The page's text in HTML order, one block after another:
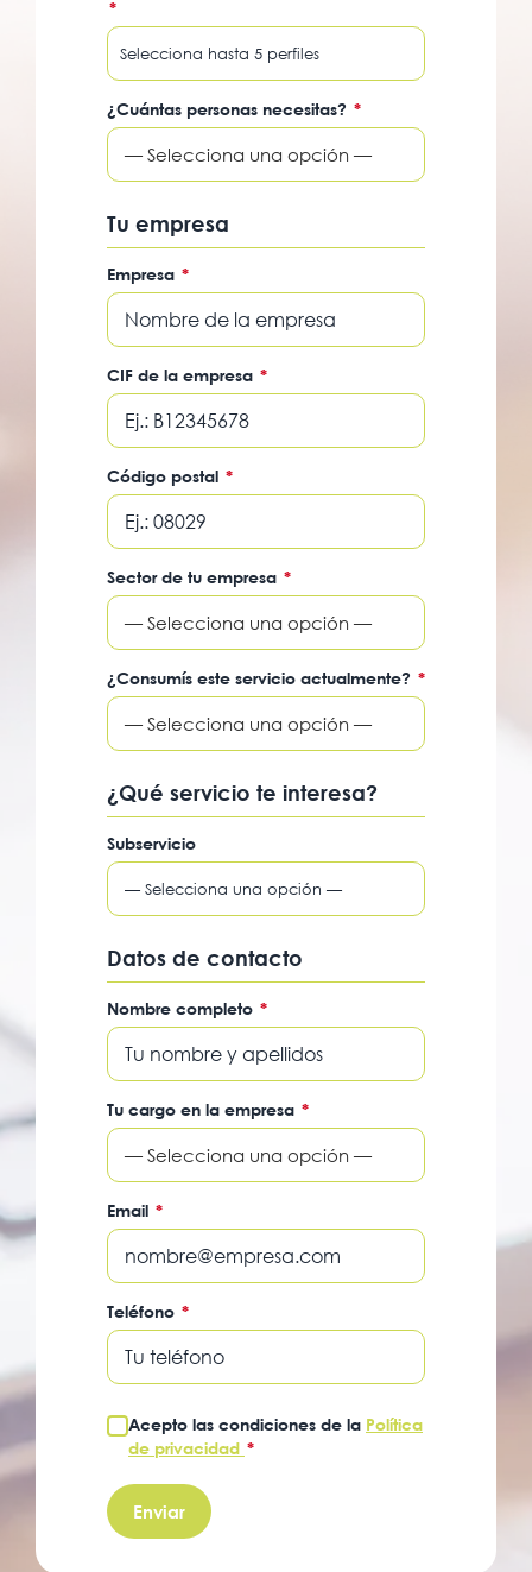
*
¿Cuántas personas necesitas? *
— Selecciona una opción —
Tu empresa
Empresa *
CIF de la empresa *
Código postal *
Sector de tu empresa *
— Selecciona una opción —
¿Consumís este servicio actualmente? *
— Selecciona una opción —
¿Qué servicio te interesa?
Subservicio
Datos de contacto
Nombre completo *
Tu cargo en la empresa *
— Selecciona una opción —
Email *
Teléfono *
Acepto las condiciones de la Política
de privacidad *